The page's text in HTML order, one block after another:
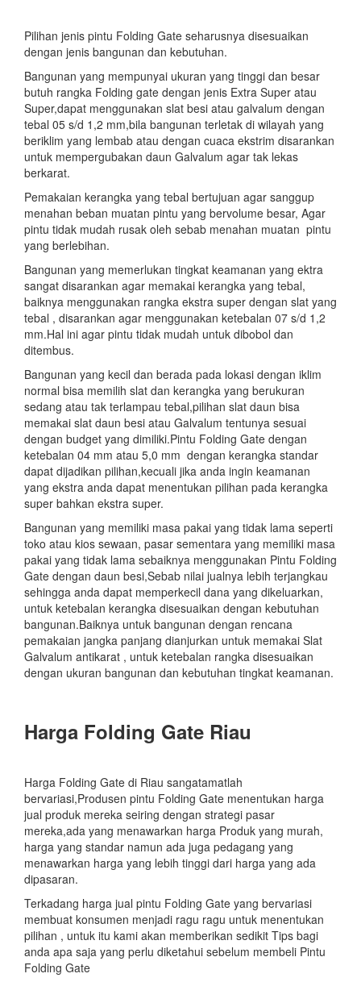
Pilihan jenis pintu Folding Gate seharusnya disesuaikan
dengan jenis bangunan dan kebutuhan.
Bangunan yang mempunyai ukuran yang tinggi dan besar
butuh rangka Folding gate dengan jenis Extra Super atau
Super,dapat menggunakan slat besi atau galvalum dengan
tebal 05 s/d 1,2 mm,bila bangunan terletak di wilayah yang
beriklim yang lembab atau dengan cuaca ekstrim disarankan
untuk mempergubakan daun Galvalum agar tak lekas
berkarat.
Pemakaian kerangka yang tebal bertujuan agar sanggup
menahan beban muatan pintu yang bervolume besar, Agar
pintu tidak mudah rusak oleh sebab menahan muatan pintu
yang berlebihan.
Bangunan yang memerlukan tingkat keamanan yang ektra
sangat disarankan agar memakai kerangka yang tebal,
baiknya menggunakan rangka ekstra super dengan slat yang
tebal , disarankan agar menggunakan ketebalan 07 s/d 1,2
mm.Hal ini agar pintu tidak mudah untuk dibobol dan
ditembus.
Bangunan yang kecil dan berada pada lokasi dengan iklim
normal bisa memilih slat dan kerangka yang berukuran
sedang atau tak terlampau tebal,pilihan slat daun bisa
memakai slat daun besi atau Galvalum tentunya sesuai
dengan budget yang dimiliki.Pintu Folding Gate dengan
ketebalan 04 mm atau 5,0 mm dengan kerangka standar
dapat dijadikan pilihan,kecuali jika anda ingin keamanan
yang ekstra anda dapat menentukan pilihan pada kerangka
super bahkan ekstra super.
Bangunan yang memiliki masa pakai yang tidak lama seperti
toko atau kios sewaan, pasar sementara yang memiliki masa
pakai yang tidak lama sebaiknya menggunakan Pintu Folding
Gate dengan daun besi,Sebab nilai jualnya lebih terjangkau
sehingga anda dapat memperkecil dana yang dikeluarkan,
untuk ketebalan kerangka disesuaikan dengan kebutuhan
bangunan.Baiknya untuk bangunan dengan rencana
pemakaian jangka panjang dianjurkan untuk memakai Slat
Galvalum antikarat , untuk ketebalan rangka disesuaikan
dengan ukuran bangunan dan kebutuhan tingkat keamanan.
Harga Folding Gate Riau
Harga Folding Gate di Riau sangatamatlah
bervariasi,Produsen pintu Folding Gate menentukan harga
jual produk mereka seiring dengan strategi pasar
mereka,ada yang menawarkan harga Produk yang murah,
harga yang standar namun ada juga pedagang yang
menawarkan harga yang lebih tinggi dari harga yang ada
dipasaran.
Terkadang harga jual pintu Folding Gate yang bervariasi
membuat konsumen menjadi ragu ragu untuk menentukan
pilihan , untuk itu kami akan memberikan sedikit Tips bagi
anda apa saja yang perlu diketahui sebelum membeli Pintu
Folding Gate